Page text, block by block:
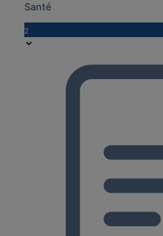
Santé
2